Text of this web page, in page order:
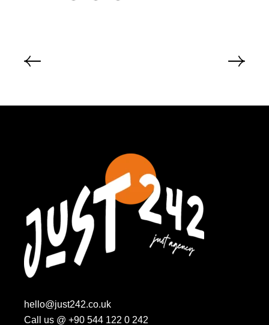
hello@just242.co.uk
Call us @+90 544 122 0 242